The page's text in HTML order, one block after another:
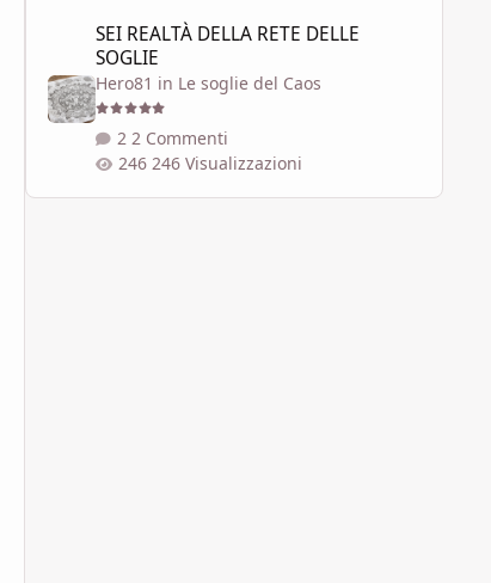
SEI REALTÀ DELLA RETE DELLE
SOGLIE
Hero81 in Le soglie del Caos
2 Commenti
246 Visualizzazioni